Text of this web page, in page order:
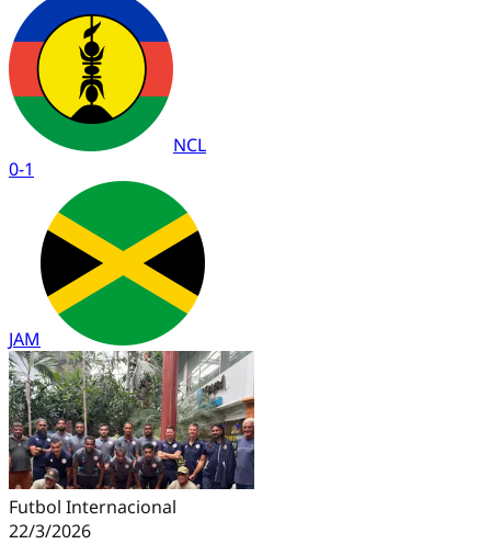
NCL
0-1
JAM
Futbol Internacional
22/3/2026